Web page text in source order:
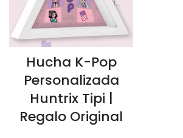
Hucha K-Pop
Personalizada
Huntrix Tipi |
Regalo Original